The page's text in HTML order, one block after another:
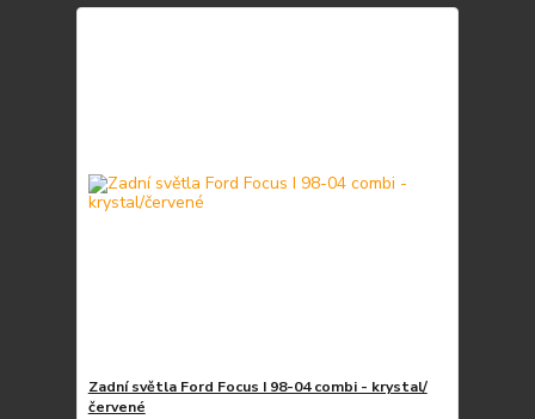
Zadní světla Ford Focus I 98-04 combi - krystal/
červené